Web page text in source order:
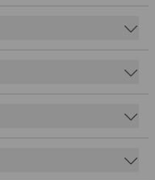
Lichtquelle kann
Material ist Edelstahl
Maße 28 x 40 mm (H
ein
Anschluss